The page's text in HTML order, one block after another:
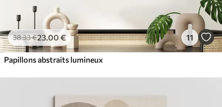
38.33€23.00 € 11
Papillons abstraits lumineux